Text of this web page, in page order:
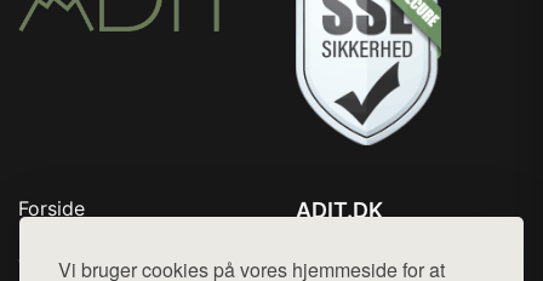
Vi bruger cookies på vores hjemmeside for at
Forside
Top Rabatter
ADIT.DK